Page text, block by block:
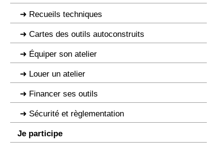
Recueils techniques
Cartes des outils autoconstruits
Équiper son atelier
Louer un atelier
Financer ses outils
Sécurité et règlementation
Je participe